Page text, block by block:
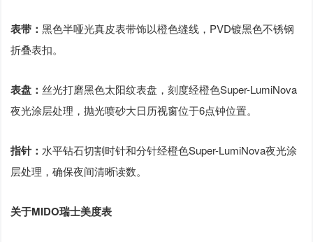
表带：黑色半哑光真皮表带饰以橙色缝线，PVD镀黑色不锈钢
折叠表扣。
表盘：丝光打磨黑色太阳纹表盘，刻度经橙色Super-LumiNova
夜光涂层处理，抛光喷砂大日历视窗位于6点钟位置。
指针：水平钻石切割时针和分针经橙色Super-LumiNova夜光涂
层处理，确保夜间清晰读数。
关于MIDO瑞士美度表